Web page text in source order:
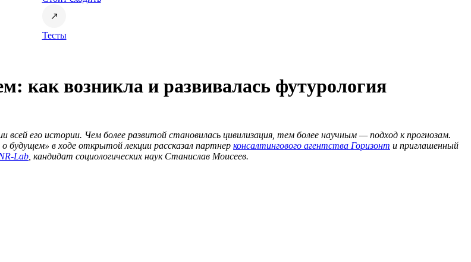
Тесты
как возникла и развивалась футурология
его истории. Чем более развитой становилась цивилизация, тем более научным — подход к прогнозам.
будущем» в ходе открытой лекции рассказал партнер консалтингового агентства Горизонт и приглашенный
Lab , кандидат социологических наук Станислав Моисеев.